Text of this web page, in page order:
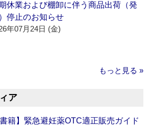
休業および棚卸に伴う商品出荷（発
停止のお知らせ
年07月24日 (金)
もっと見る »
ア
書籍】緊急避妊薬OTC適正販売ガイド